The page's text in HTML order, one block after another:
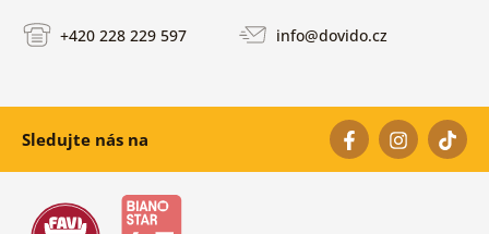
+420 228 229 597 info@dovido.cz
Sledujte nás na